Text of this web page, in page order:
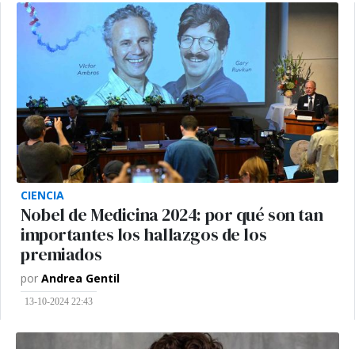
CIENCIA
Nobel de Medicina 2024: por qué son tan
importantes los hallazgos de los
premiados
por Andrea Gentil
13-10-2024 22:43